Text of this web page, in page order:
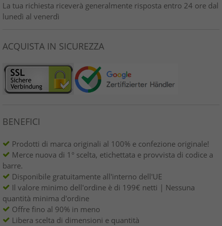
La tua richiesta riceverà generalmente risposta entro 24 ore dal
lunedì al venerdì
ACQUISTA IN SICUREZZA
BENEFICI
Prodotti di marca originali al 100% e confezione originale!
Merce nuova di 1° scelta, etichettata e provvista di codice a
barre.
Disponibile gratuitamente all'interno dell'UE
Il valore minimo dell'ordine è di 199€ netti | Nessuna
quantità minima d'ordine
Offre fino al 90% in meno
Libera scelta di dimensioni e quantità